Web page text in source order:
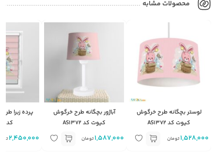
محصولات مشابه
لوستر بچگانه طرح خرگوش
کیوت کد AS1372
1,528,000 تومان
آباژور بچگانه طرح خرگوش
کیوت کد AS1372
1,587,000 تومان
پرده زبرا
کد AS1372
2,450,000